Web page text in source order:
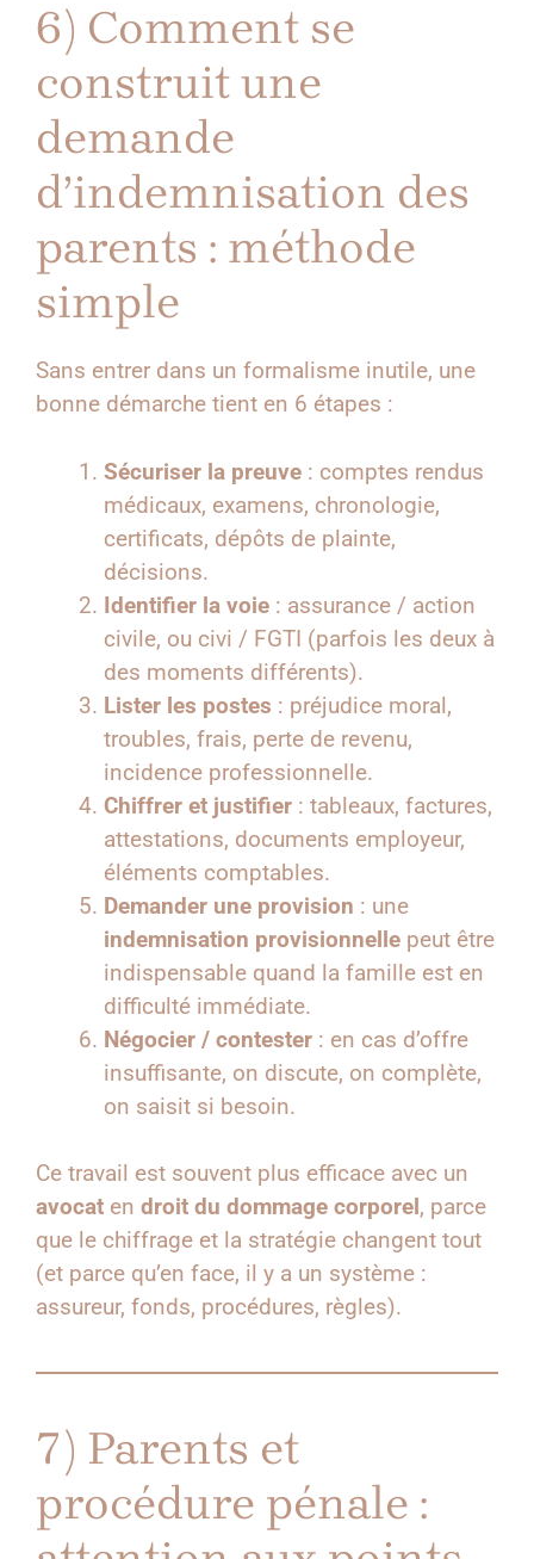
6) Comment se
construit une
demande
d’indemnisation des
parents : méthode
simple
Sans entrer dans un formalisme inutile, une
bonne démarche tient en 6 étapes :
Sécuriser la preuve : comptes rendus
médicaux, examens, chronologie,
certificats, dépôts de plainte,
décisions.
Identifier la voie : assurance / action
civile, ou civi / FGTI (parfois les deux à
des moments différents).
Lister les postes : préjudice moral,
troubles, frais, perte de revenu,
incidence professionnelle.
Chiffrer et justifier : tableaux, factures,
attestations, documents employeur,
éléments comptables.
Demander une provision : une
indemnisation provisionnelle peut être
indispensable quand la famille est en
difficulté immédiate.
Négocier / contester : en cas d’offre
insuffisante, on discute, on complète,
on saisit si besoin.
Ce travail est souvent plus efficace avec un
avocat en droit du dommage corporel, parce
que le chiffrage et la stratégie changent tout
(et parce qu’en face, il y a un système :
assureur, fonds, procédures, règles).
7) Parents et
procédure pénale :